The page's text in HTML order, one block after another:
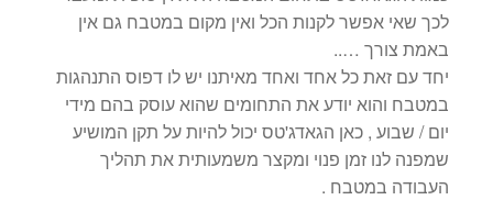
לכך שאי אפשר לקנות הכל ואין מקום במטבח גם אין
באמת צורך …..
יחד עם זאת כל אחד ואחד מאיתנו יש לו דפוס התנהגות
במטבח והוא יודע את התחומים שהוא עוסק בהם מידי
יום / שבוע , כאן הגאדג'טס יכול להיות על תקן המושיע
שמפנה לנו זמן פנוי ומקצר משמעותית את תהליך
העבודה במטבח .